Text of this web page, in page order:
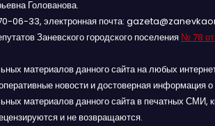
Голованова.
06-33, электронная почта:
Заневского городского поселения № 78
материалов данного сайта на любых
новости и достоверная информация
материалов данного сайта в печатных СМИ,
и не возвращаются.